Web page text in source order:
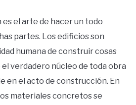
es el arte de hacer un todo
partes. Los edificios son
humana de construir cosas
verdadero núcleo de toda obra
en el acto de construcción. En
materiales concretos se